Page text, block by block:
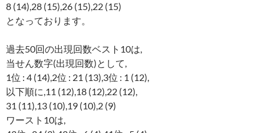
8 (14),28 (15),26 (15),22 (15)
となっております。
過去50回の出現回数ベスト10は,
当せん数字(出現回数)として,
1位 : 4 (14),2位 : 21 (13),3位 : 1 (12),
以下順に,11 (12),18 (12),22 (12),
31 (11),13 (10),19 (10),2 (9)
ワースト10は,